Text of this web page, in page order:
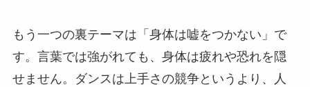
もう一つの裏テーマは「身体は嘘をつかない」で
す。言葉では強がれても、身体は疲れや恐れを隠
せません。ダンスは上手さの競争というより、人